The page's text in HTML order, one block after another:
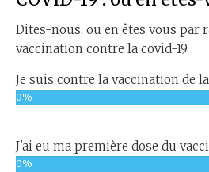
Dites-nous, ou en êtes vous par
vaccination contre la covid-19
Je suis contre la vaccination de la
0%
J'ai eu ma première dose du
0%